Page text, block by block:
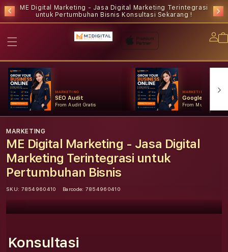
ME Digital Marketing - Jasa Digital Marketing Terintegrasi
untuk Pertumbuhan Bisnis Konsultasi Sekarang !
MARKETING
SEO Audit
From Audit Gratis
MARKETING
Google Ads
From Mulai
MARKETING
ME Digital Marketing - Jasa Digital
Marketing Terintegrasi untuk
Pertumbuhan Bisnis
SKU: 7854960410 Barcode: 7854960410
Konsultasi